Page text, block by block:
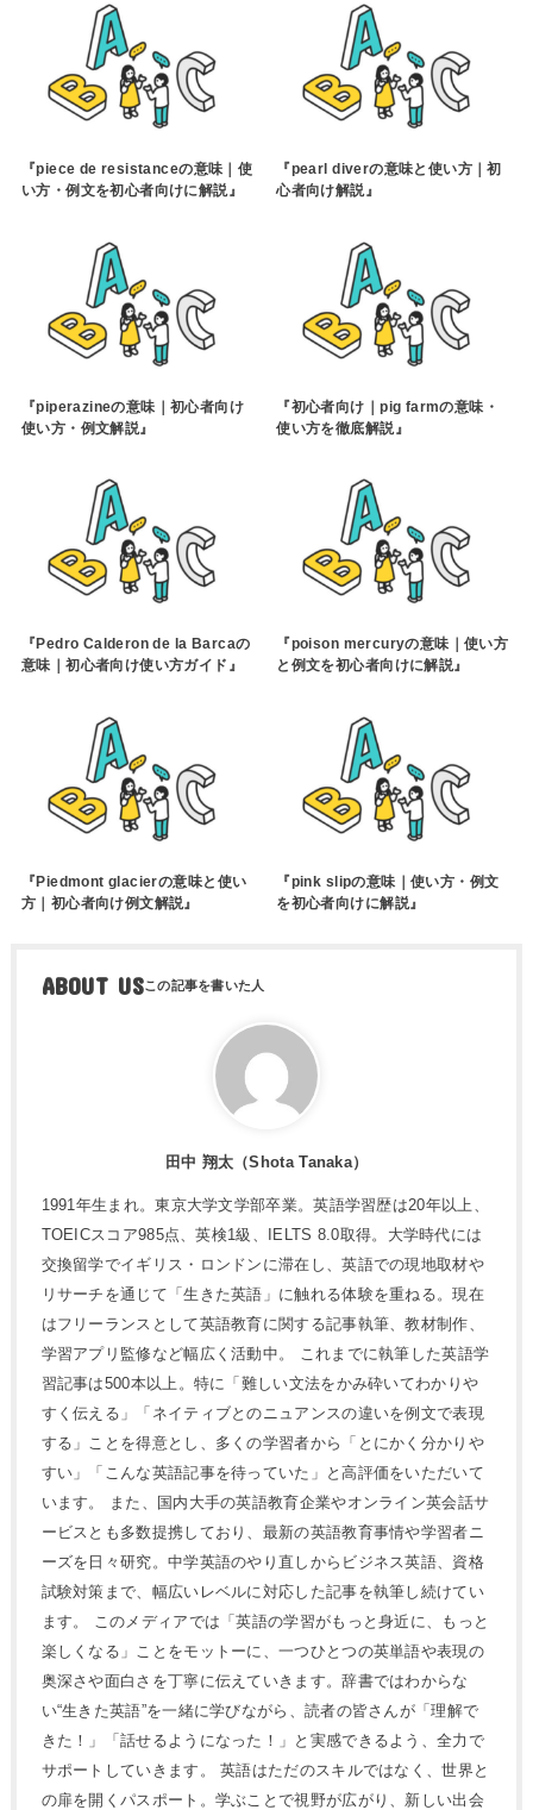
『piece de resistanceの意味｜使
い方・例文を初心者向けに解説』
『pearl diverの意味と使い方｜初
心者向け解説』
『piperazineの意味｜初心者向け
使い方・例文解説』
『初心者向け｜pig farmの意味・
使い方を徹底解説』
『Pedro Calderon de la Barcaの
意味｜初心者向け使い方ガイド』
『poison mercuryの意味｜使い方
と例文を初心者向けに解説』
『Piedmont glacierの意味と使い
方｜初心者向け例文解説』
『pink slipの意味｜使い方・例文
を初心者向けに解説』
ABOUT US
田中 翔太（Shota Tanaka）
1991年生まれ。東京大学文学部卒業。英語学習歴は20年以上、
TOEICスコア985点、英検1級、IELTS 8.0取得。大学時代には
交換留学でイギリス・ロンドンに滞在し、英語での現地取材や
リサーチを通じて「生きた英語」に触れる体験を重ねる。現在
はフリーランスとして英語教育に関する記事執筆、教材制作、
学習アプリ監修など幅広く活動中。 これまでに執筆した英語学
習記事は500本以上。特に「難しい文法をかみ砕いてわかりや
すく伝える」「ネイティブとのニュアンスの違いを例文で表現
する」ことを得意とし、多くの学習者から「とにかく分かりや
すい」「こんな英語記事を待っていた」と高評価をいただいて
います。 また、国内大手の英語教育企業やオンライン英会話サ
ービスとも多数提携しており、最新の英語教育事情や学習者ニ
ーズを日々研究。中学英語のやり直しからビジネス英語、資格
試験対策まで、幅広いレベルに対応した記事を執筆し続けてい
ます。 このメディアでは「英語の学習がもっと身近に、もっと
楽しくなる」ことをモットーに、一つひとつの英単語や表現の
奥深さや面白さを丁寧に伝えていきます。辞書ではわからな
い“生きた英語”を一緒に学びながら、読者の皆さんが「理解で
きた！」「話せるようになった！」と実感できるよう、全力で
サポートしていきます。 英語はただのスキルではなく、世界と
の扉を開くパスポート。学ぶことで視野が広がり、新しい出会